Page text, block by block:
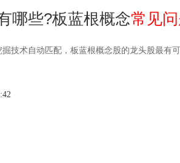
哪些?板蓝根概念常见
技术自动匹配，板蓝根概念股的龙头股最有